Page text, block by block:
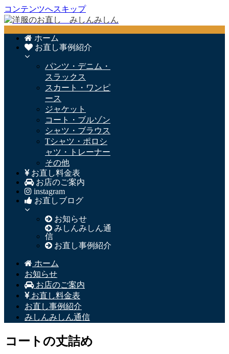
コンテンツへスキップ
ホーム
お直し事例紹介
パンツ・デニム・
スラックス
スカート・ワンピ
ース
ジャケット
コート・ブルゾン
シャツ・ブラウス
Tシャツ・ポロシ
ャツ・トレーナー
その他
お直し料金表
お店のご案内
instagram
お直しブログ
お知らせ
みしんみしん通
信
お直し事例紹介
ホーム
お知らせ
お店のご案内
お直し料金表
お直し事例紹介
みしんみしん通信
コートの丈詰め